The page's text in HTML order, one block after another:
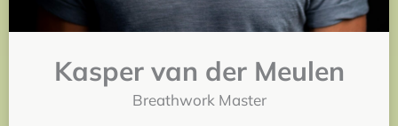
Kasper van der Meulen
Breathwork Master